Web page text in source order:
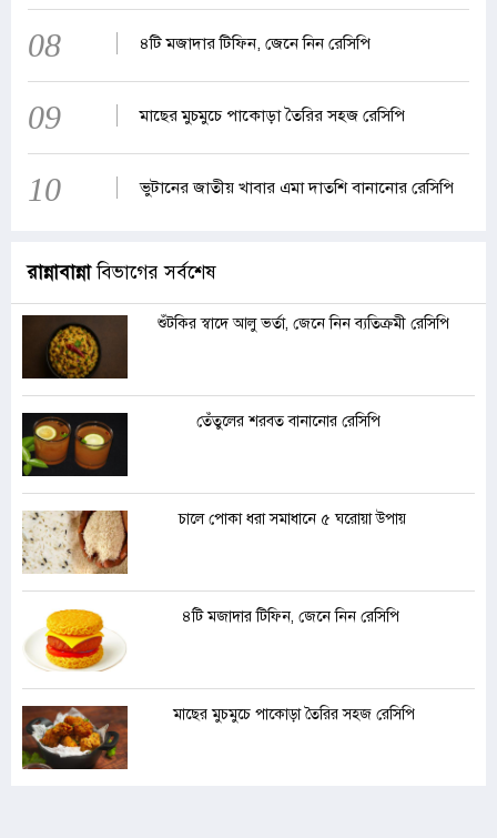
08 ৪টি মজাদার টিফিন, জেনে নিন রেসিপি
09 মাছের মুচমুচে পাকোড়া তৈরির সহজ রেসিপি
10 ভুটানের জাতীয় খাবার এমা দাতশি বানানোর রেসিপি
রান্নাবান্নাবিভাগের সর্বশেষ
শুঁটকির স্বাদে আলু ভর্তা, জেনে নিন ব্যতিক্রমী রেসিপি
তেঁতুলের শরবত বানানোর রেসিপি
চালে পোকা ধরা সমাধানে ৫ ঘরোয়া উপায়
৪টি মজাদার টিফিন, জেনে নিন রেসিপি
মাছের মুচমুচে পাকোড়া তৈরির সহজ রেসিপি